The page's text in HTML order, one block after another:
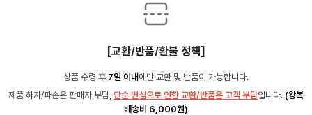
[교환/반품/환불 정책]
상품 수령 후 7일 이내 에만 교환 및 반품이 가능합니다.
제품 하자/파손은 판매자 부담, 단순 변심으로 인한 교환/반품은 고객 부담입니다. (왕복
배송비 6,000원)